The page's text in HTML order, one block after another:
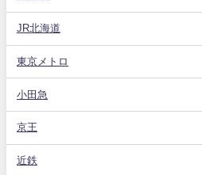
JR北海道
東京メトロ
小田急
京王
近鉄